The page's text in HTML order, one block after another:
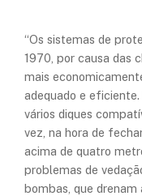
“Os sistemas de
1970, por causa das
mais
adequado e
vários diques
vez, na hora de
acima de quatro
problemas de
bombas, que drenam